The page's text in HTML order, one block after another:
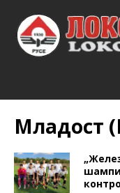
Младост